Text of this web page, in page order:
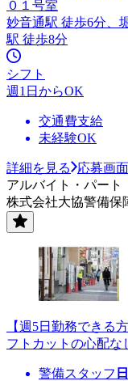
０１号室
妙音通駅 徒歩6分、
駅 徒歩8分
シフト
週1日からOK
交通費支給
未経験OK
詳細を見る
応募画
アルバイト・パート
株式会社大協警備保
【週5日勤務できる
フトカットの心配な
警備スタッフ